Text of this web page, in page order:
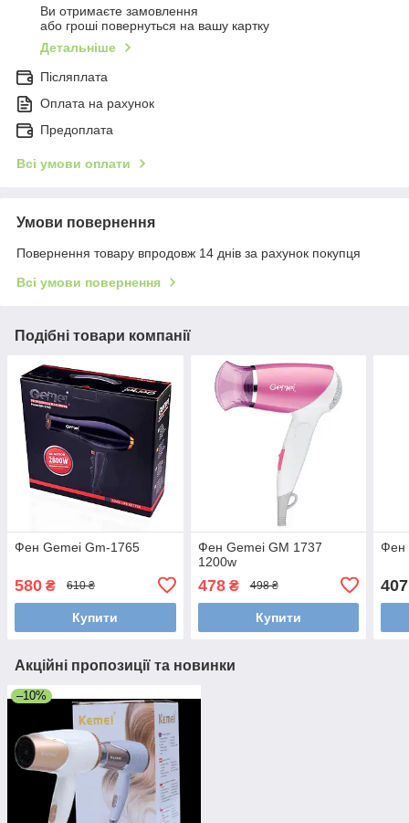
Ви отримаєте замовлення
або гроші повернуться на вашу картку
Детальніше
Післяплата
Оплата на рахунок
Предоплата
Всі умови оплати
Умови повернення
Повернення товару впродовж 14 днів за рахунок покупця
Всі умови повернення
Подібні товари компанії
Фен Gemei Gm-1765
580 ₴ 610 ₴
Купити
Фен Gemei GM 1737
1200w
478₴ 498 ₴
Купити
Фен
407
Акційні пропозиції та новинки
–10%